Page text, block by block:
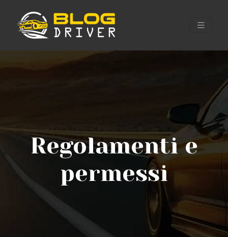
Regolamenti e
permessi